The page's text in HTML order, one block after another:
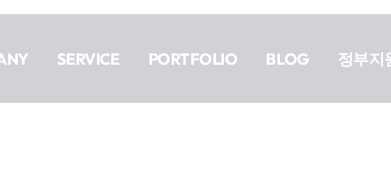
SERVICE PORTFOLIO BLOG 정부지